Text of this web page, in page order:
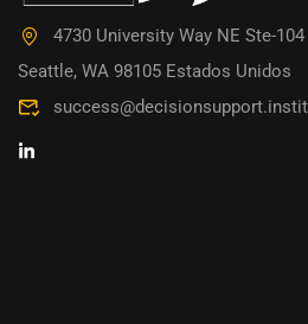
4730 University Way NE Ste-104
Seattle, WA 98105 Estados Unidos